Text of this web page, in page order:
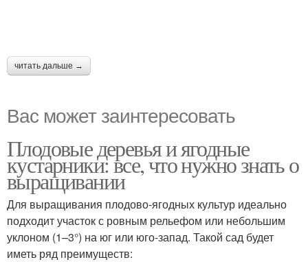
читать дальше →
Вас может заинтересовать
Плодовые деревья и ягодные
кустарники: все, что нужно знать о
выращивании
Для выращивания плодово-ягодных культур идеально
подходит участок с ровным рельефом или небольшим
уклоном (1–3°) на юг или юго-запад. Такой сад будет
иметь ряд преимуществ: